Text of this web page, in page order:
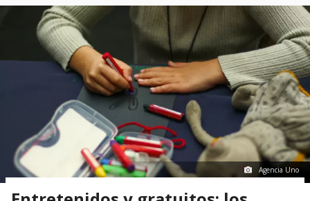
Agencia Uno